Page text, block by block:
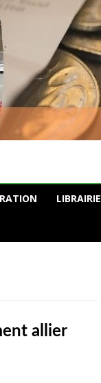
LIBRAIRIE
allier